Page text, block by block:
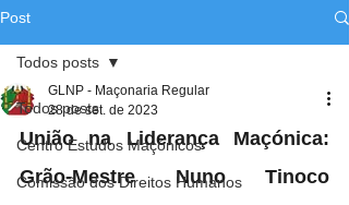
Post
Todos posts
Centro Estudos Maçónicos
Comissão dos Direitos Humanos
Todos posts
GLNP - Maçonaria Regular
28 de set. de 2023
União na Liderança Maçónica:
Grão-Mestre Nuno Tinoco